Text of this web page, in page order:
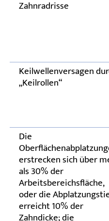
Zahnradrisse
Keilwellenversagen
„Keilrollen“
Die
erstrecken sich über
als 30% der
Arbeitsbereichsfläche,
oder die
erreicht 10% der
Zahndicke; die